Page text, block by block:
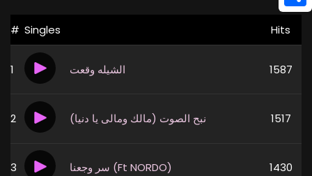
# Singles Hits
1 الشيله وقعت 1587
2 نبح الصوت (مالك ومالى يا دنيا) 1517
3 سر وجعنا (Ft NORDO) 1430